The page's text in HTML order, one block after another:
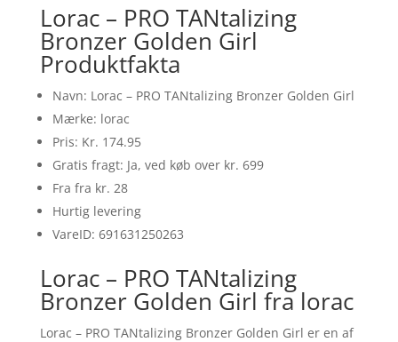
Lorac – PRO TANtalizing
Bronzer Golden Girl
Produktfakta
Navn: Lorac – PRO TANtalizing Bronzer Golden Girl
Mærke: lorac
Pris: Kr. 174.95
Gratis fragt: Ja, ved køb over kr. 699
Fra fra kr. 28
Hurtig levering
VareID: 691631250263
Lorac – PRO TANtalizing
Bronzer Golden Girl fra lorac
Lorac – PRO TANtalizing Bronzer Golden Girl er en af